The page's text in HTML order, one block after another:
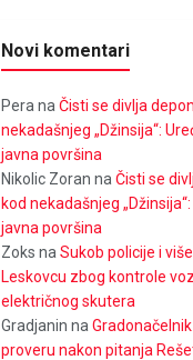
Novi komentari
Pera naČisti se divlja
nekadašnjeg „Džinsija“:
javna površina
Nikolic Zoran naČisti se
kod nekadašnjeg
javna površina
Zoks naSukob policije i
Leskovcu zbog kontrole
električnog skutera
Gradjanin na
proveru nakon pitanja